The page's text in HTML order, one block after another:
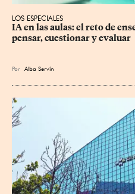
LOS ESPECIALES
IA en las aulas: el reto de
pensar, cuestionar y evaluar
Por Alba Servín